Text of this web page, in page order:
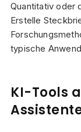
Quantitativ oder
Erstelle
typische
KI-Tools